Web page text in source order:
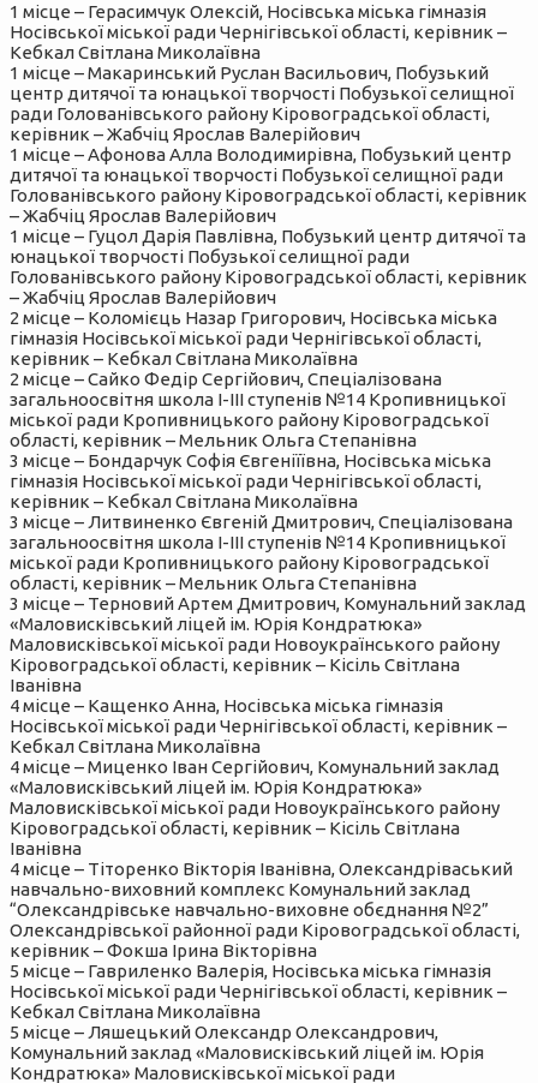
1 місце – Герасимчук Олексій, Носівська міська гімназія
Носівської міської ради Чернігівської області, керівник –
Кебкал Світлана Миколаївна
1 місце – Макаринський Руслан Васильович, Побузький
центр дитячої та юнацької творчості Побузької селищної
ради Голованівського району Кіровоградської області,
керівник – Жабчіц Ярослав Валерійович
1 місце – Афонова Алла Володимирівна, Побузький центр
дитячої та юнацької творчості Побузької селищної ради
Голованівського району Кіровоградської області, керівник
– Жабчіц Ярослав Валерійович
1 місце – Гуцол Дарія Павлівна, Побузький центр дитячої та
юнацької творчості Побузької селищної ради
Голованівського району Кіровоградської області, керівник
– Жабчіц Ярослав Валерійович
2 місце – Коломієць Назар Григорович, Носівська міська
гімназія Носівської міської ради Чернігівської області,
керівник – Кебкал Світлана Миколаївна
2 місце – Сайко Федір Сергійович, Спеціалізована
загальноосвітня школа І-ІІІ ступенів №14 Кропивницької
міської ради Кропивницького району Кіровоградської
області, керівник – Мельник Ольга Степанівна
3 місце – Бондарчук Софія Євгеніїївна, Носівська міська
гімназія Носівської міської ради Чернігівської області,
керівник – Кебкал Світлана Миколаївна
3 місце – Литвиненко Євгеній Дмитрович, Спеціалізована
загальноосвітня школа І-ІІІ ступенів №14 Кропивницької
міської ради Кропивницького району Кіровоградської
області, керівник – Мельник Ольга Степанівна
3 місце – Терновий Артем Дмитрович, Комунальний заклад
«Маловисківський ліцей ім. Юрія Кондратюка»
Маловисківської міської ради Новоукраїнського району
Кіровоградської області, керівник – Кісіль Світлана
Іванівна
4 місце – Кащенко Анна, Носівська міська гімназія
Носівської міської ради Чернігівської області, керівник –
Кебкал Світлана Миколаївна
4 місце – Миценко Іван Сергійович, Комунальний заклад
«Маловисківський ліцей ім. Юрія Кондратюка»
Маловисківської міської ради Новоукраїнського району
Кіровоградської області, керівник – Кісіль Світлана
Іванівна
4 місце – Тіторенко Вікторія Іванівна, Олександріваський
навчально-виховний комплекс Комунальний заклад
“Олександрівське навчально-виховне обєднання №2”
Олександрівської районної ради Кіровоградської області,
керівник – Фокша Ірина Вікторівна
5 місце – Гавриленко Валерія, Носівська міська гімназія
Носівської міської ради Чернігівської області, керівник –
Кебкал Світлана Миколаївна
5 місце – Ляшецький Олександр Олександрович,
Комунальний заклад «Маловисківський ліцей ім. Юрія
Кондратюка» Маловисківської міської ради